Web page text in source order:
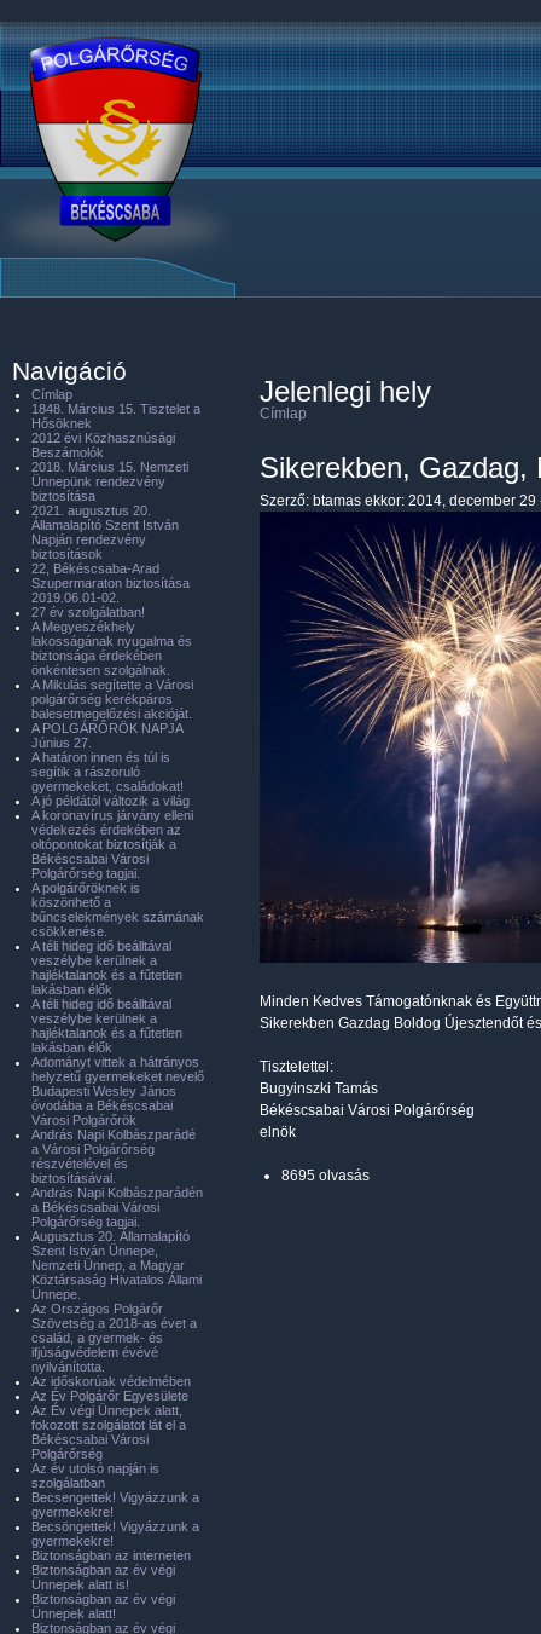
Jelenlegi hely
Címlap
Sikerekben,
Szerző: btamas ekkor: 2014, december 29
Minden Kedves Támogatónknak és
Sikerekben Gazdag Boldog Újesztendőt
Tisztelettel:
Bugyinszki Tamás
Békéscsabai Városi Polgárőrség
elnök
8695 olvasás
Navigáció
Címlap
1848. Március 15. Tisztelet a
Hősöknek
2012 évi Közhasznúsági
Beszámolók
2018. Március 15. Nemzeti
Ünnepünk rendezvény
biztosítása
2021. augusztus 20.
Államalapító Szent István
Napján rendezvény
biztosítások
22, Békéscsaba-Arad
Szupermaraton biztosítása
2019.06.01-02.
27 év szolgálatban!
A Megyeszékhely
lakosságának nyugalma és
biztonsága érdekében
önkéntesen szolgálnak.
A Mikulás segítette a Városi
polgárőrség kerékpáros
balesetmegelőzési akcióját.
A POLGÁRŐRÖK NAPJA
Június 27.
A határon innen és túl is
segítik a rászoruló
gyermekeket, családokat!
A jó példától változik a világ
A koronavírus járvány elleni
védekezés érdekében az
oltópontokat biztosítják a
Békéscsabai Városi
Polgárőrség tagjai.
A polgárőröknek is
köszönhető a
bűncselekmények számának
csökkenése.
A téli hideg idő beálltával
veszélybe kerülnek a
hajléktalanok és a fűtetlen
lakásban élők
A téli hideg idő beálltával
veszélybe kerülnek a
hajléktalanok és a fűtetlen
lakásban élők
Adományt vittek a hátrányos
helyzetű gyermekeket nevelő
Budapesti Wesley János
óvodába a Békéscsabai
Városi Polgárőrök
András Napi Kolbászparádé
a Városi Polgárőrség
részvételével és
biztosításával.
András Napi Kolbászparádén
a Békéscsabai Városi
Polgárőrség tagjai.
Augusztus 20. Államalapító
Szent István Ünnepe,
Nemzeti Ünnep, a Magyar
Köztársaság Hivatalos Állami
Ünnepe.
Az Országos Polgárőr
Szövetség a 2018-as évet a
család, a gyermek- és
ifjúságvédelem évévé
nyilvánította.
Az időskorúak védelmében
Az Év Polgárőr Egyesülete
Az Év végi Ünnepek alatt,
fokozott szolgálatot lát el a
Békéscsabai Városi
Polgárőrség
Az év utolsó napján is
szolgálatban
Becsengettek! Vigyázzunk a
gyermekekre!
Becsöngettek! Vigyázzunk a
gyermekekre!
Biztonságban az interneten
Biztonságban az év végi
Ünnepek alatt is!
Biztonságban az év végi
Ünnepek alatt!
Biztonságban az év végi